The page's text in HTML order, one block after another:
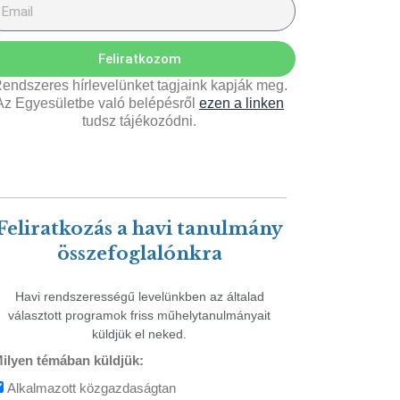
Feliratkozom
hírlevelünket tagjaink kapják meg.
Egyesületbe való belépésről ezen a linken
tudsz tájékozódni.
a havi tanulmány
összefoglalónkra
Havi rendszerességű levelünkben az általad
választott programok friss műhelytanulmányait
küldjük el neked.
témában küldjük:
Alkalmazott közgazdaságtan